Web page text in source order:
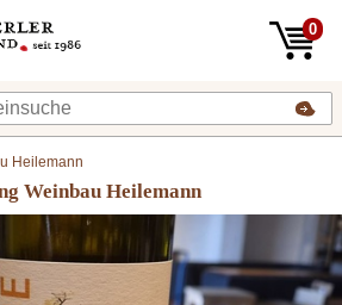
0
Heilemann
Weinbau Heilemann